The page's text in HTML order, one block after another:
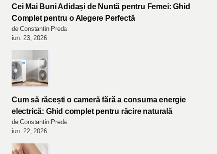
Cei Mai Buni Adidași de Nuntă pentru Femei: Ghid
Complet pentru o Alegere Perfectă
de Constantin Preda
iun. 23, 2026
Cum să răcești o cameră fără a consuma energie
electrică: Ghid complet pentru răcire naturală
de Constantin Preda
iun. 22, 2026